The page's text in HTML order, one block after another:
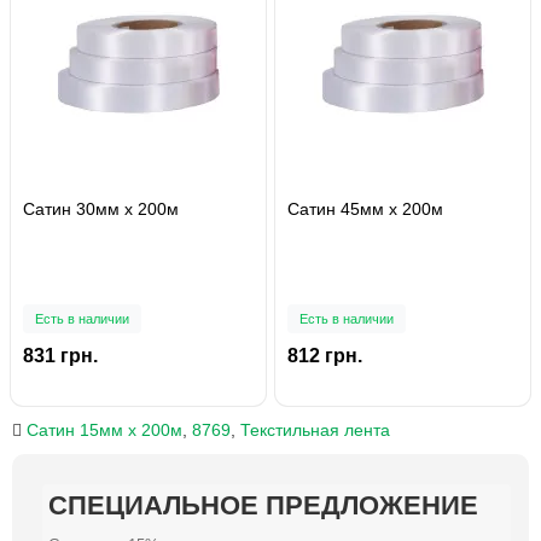
Сатин 30мм х 200м
Есть в наличии
831 грн.
Сатин 45мм х 200м
Есть в наличии
812 грн.
Сатин 15мм х 200м, 8769, Текстильная лента
СПЕЦИАЛЬНОЕ ПРЕДЛОЖЕНИЕ
СПЕЦИАЛЬНОЕ ПРЕДЛОЖЕНИЕ
СПЕЦИАЛЬНОЕ ПРЕДЛОЖЕНИЕ
СПЕЦИАЛЬНОЕ ПРЕДЛОЖЕНИЕ
СПЕЦИАЛЬНОЕ ПРЕДЛОЖЕНИЕ
СПЕЦИАЛЬНОЕ ПРЕДЛОЖЕНИЕ
СПЕЦИАЛЬНОЕ ПРЕДЛОЖЕНИЕ
СПЕЦИАЛЬНОЕ ПРЕДЛОЖЕНИЕ
СПЕЦИАЛЬНОЕ ПРЕДЛОЖЕНИЕ
СПЕЦИАЛЬНОЕ ПРЕДЛОЖЕНИЕ